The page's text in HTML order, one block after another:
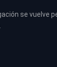
se vuelve